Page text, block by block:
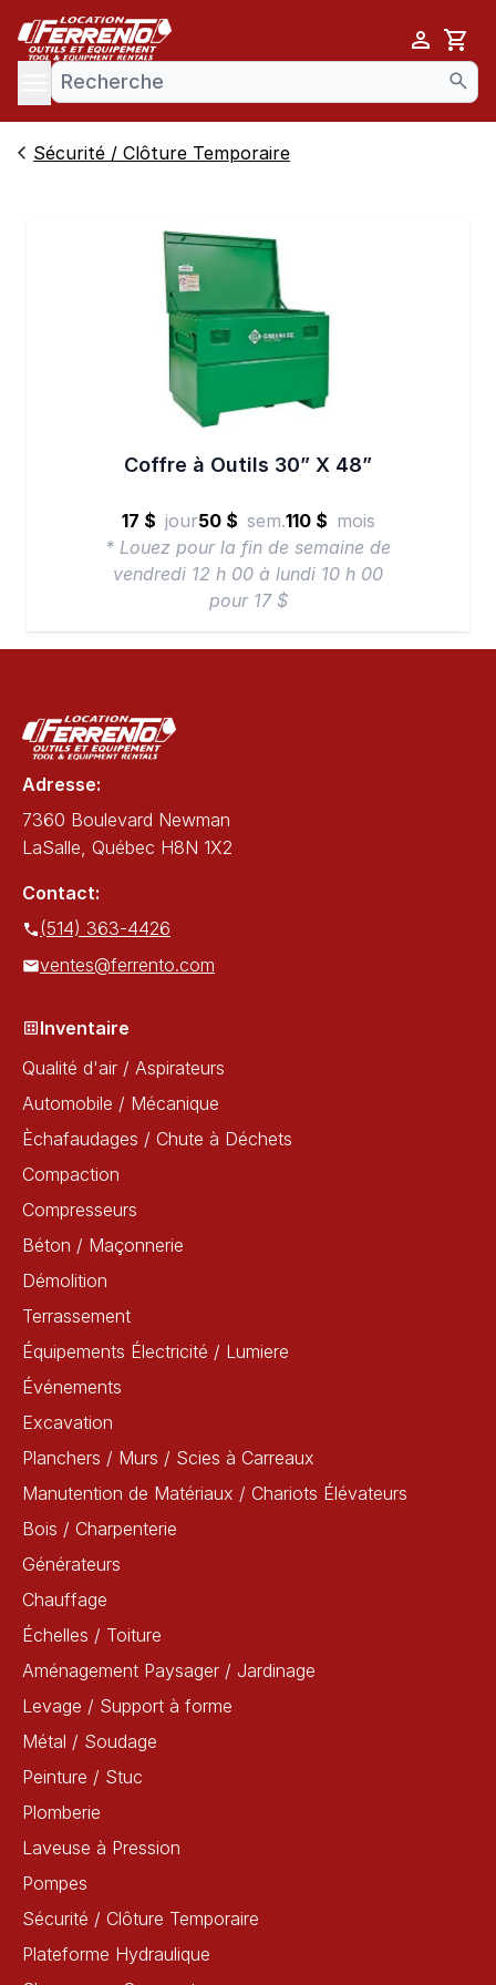
Cart
menu
Sécurité / Clôture Temporaire
Coffre à Outils 30” X 48”
17 $ jour50 $ sem.110 $ mois
* Louez pour la fin de semaine de
vendredi 12 h 00 à lundi 10 h 00
pour 17 $
Adresse:
7360 Boulevard Newman
LaSalle, Québec H8N 1X2
Contact:
(514) 363-4426
ventes@ferrento.com
Inventaire
Qualité d'air / Aspirateurs
Automobile / Mécanique
Èchafaudages / Chute à Déchets
Compaction
Compresseurs
Béton / Maçonnerie
Démolition
Terrassement
Équipements Électricité / Lumiere
Événements
Excavation
Planchers / Murs / Scies à Carreaux
Manutention de Matériaux / Chariots Élévateurs
Bois / Charpenterie
Générateurs
Chauffage
Échelles / Toiture
Aménagement Paysager / Jardinage
Levage / Support à forme
Métal / Soudage
Peinture / Stuc
Plomberie
Laveuse à Pression
Pompes
Sécurité / Clôture Temporaire
Plateforme Hydraulique